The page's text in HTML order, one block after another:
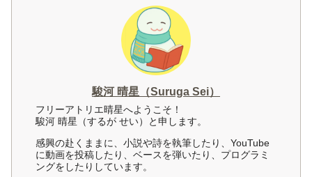
駿河 晴星（Suruga Sei）
フリーアトリエ晴星へようこそ！
駿河 晴星（するが せい）と申します。
感興の赴くままに、小説や詩を執筆したり、YouTube
に動画を投稿したり、ベースを弾いたり、プログラミ
ングをしたりしています。